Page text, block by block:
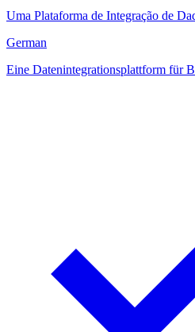
Uma Plataforma de Integração de
German
Eine Datenintegrationsplattform für